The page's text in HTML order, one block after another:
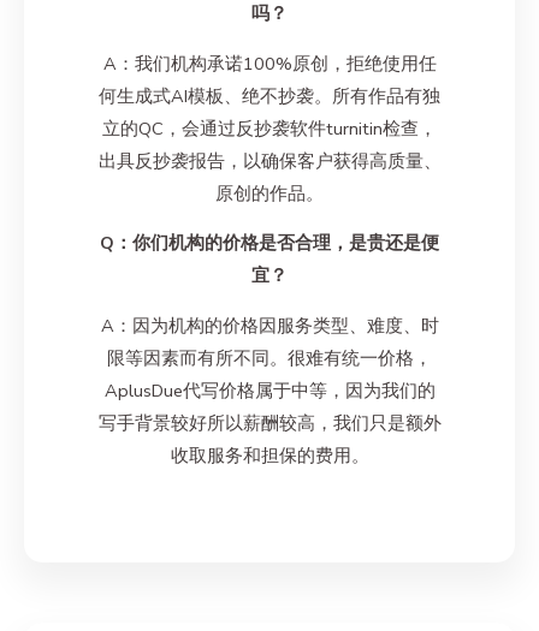
吗？
A：我们机构承诺100%原创，拒绝使用任
何生成式AI模板、绝不抄袭。所有作品有独
立的QC，会通过反抄袭软件turnitin检查，
出具反抄袭报告，以确保客户获得高质量、
原创的作品。
Q：你们机构的价格是否合理，是贵还是便
宜？
A：因为机构的价格因服务类型、难度、时
限等因素而有所不同。很难有统一价格，
AplusDue代写价格属于中等，因为我们的
写手背景较好所以薪酬较高，我们只是额外
收取服务和担保的费用。